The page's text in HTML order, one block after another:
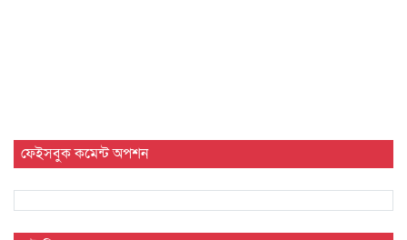
ফেইসবুক কমেন্ট অপশন